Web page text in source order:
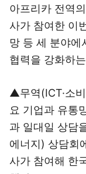
아프리카 전역
사가 참여한 이
망 등 세 분야에
협력을 강화하
▲무역(ICT·소
요 기업과 유통
과 일대일 상담
에너지) 상담회
사가 참여해 한